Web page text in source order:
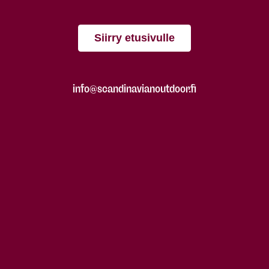
Siirry etusivulle
info@scandinavianoutdoor.fi